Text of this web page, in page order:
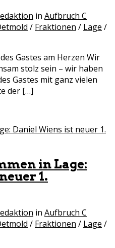
in Aufbruch C
/ Fraktionen / Lage /
Gastes am Herzen Wir
stolz sein – wir haben
Gastes mit ganz vielen
der […]
in Lage:
1.
in Aufbruch C
/ Fraktionen / Lage /